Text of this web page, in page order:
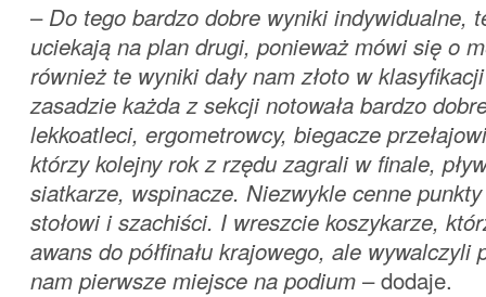
– Do tego bardzo dobre wyniki indywidualne,
uciekają na plan drugi, ponieważ mówi się o
również te wyniki dały nam złoto w
zasadzie każda z sekcji notowała bardzo
lekkoatleci, ergometrowcy, biegacze
którzy kolejny rok z rzędu zagrali w finale,
siatkarze, wspinacze. Niezwykle cenne
stołowi i szachiści. I wreszcie koszykarze,
awans do półfinału krajowego, ale wywalczyli
nam pierwsze miejsce na podium – dodaje.